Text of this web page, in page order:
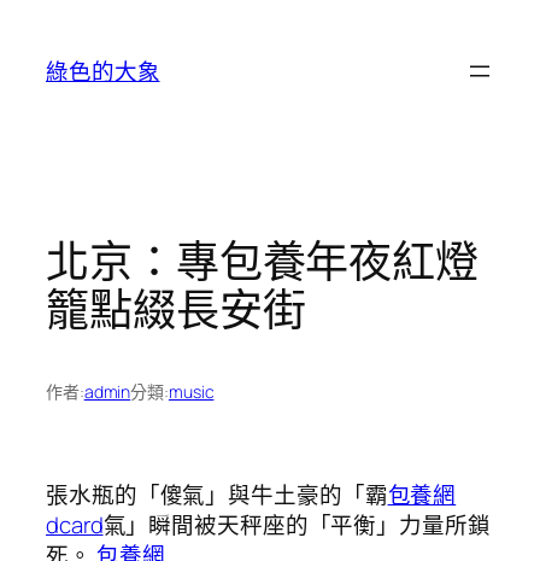
綠色的大象
北京：專包養年夜紅燈
籠點綴長安街
作者:admin分類:music
張水瓶的「傻氣」與牛土豪的「霸包養網
dcard氣」瞬間被天秤座的「平衡」力量所鎖